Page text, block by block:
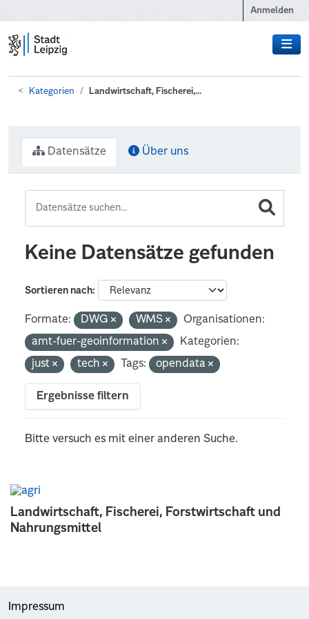
Anmelden
Kategorien Landwirtschaft, Fischerei,...
Landwirtschaft, Fischerei, Forstwirtschaft und
Nahrungsmittel
Datensätze Über uns
Keine Datensätze gefunden
Sortieren nach
Formate: DWG WMS
Organisationen:
amt-fuer-geoinformation
Kategorien:
just
tech Tags: opendata
Ergebnisse filtern
Bitte versuch es mit einer anderen Suche.
Impressum